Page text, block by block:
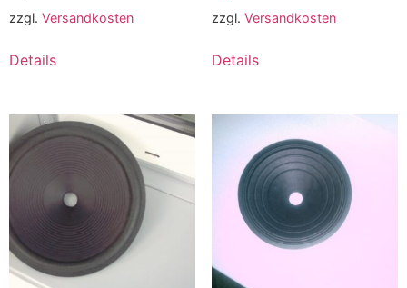
zzgl. Versandkosten
Details
zzgl. Versandkosten
Details